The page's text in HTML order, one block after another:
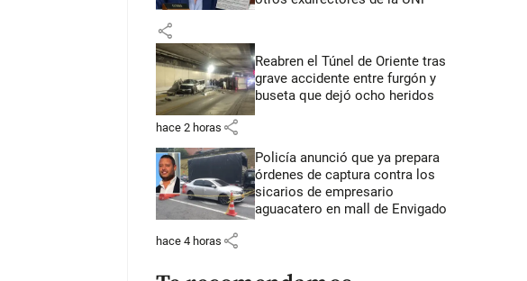
share
Reabren el Túnel de Oriente tras
grave accidente entre furgón y
buseta que dejó ocho heridos
hace 2 horas share
Policía anunció que ya prepara
órdenes de captura contra los
sicarios de empresario
aguacatero en mall de Envigado
hace 4 horas share